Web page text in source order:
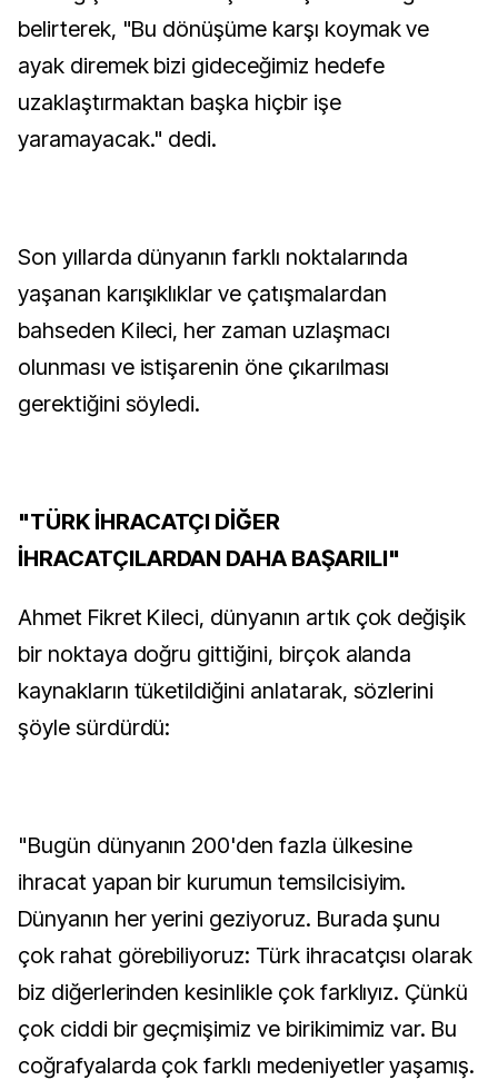
belirterek, "Bu dönüşüme karşı koymak ve
ayak diremek bizi gideceğimiz hedefe
uzaklaştırmaktan başka hiçbir işe
yaramayacak." dedi.
Son yıllarda dünyanın farklı noktalarında
yaşanan karışıklıklar ve çatışmalardan
bahseden Kileci, her zaman uzlaşmacı
olunması ve istişarenin öne çıkarılması
gerektiğini söyledi.
"TÜRK İHRACATÇI DİĞER
İHRACATÇILARDAN DAHA BAŞARILI"
Ahmet Fikret Kileci, dünyanın artık çok değişik
bir noktaya doğru gittiğini, birçok alanda
kaynakların tüketildiğini anlatarak, sözlerini
şöyle sürdürdü:
"Bugün dünyanın 200'den fazla ülkesine
ihracat yapan bir kurumun temsilcisiyim.
Dünyanın her yerini geziyoruz. Burada şunu
çok rahat görebiliyoruz: Türk ihracatçısı olarak
biz diğerlerinden kesinlikle çok farklıyız. Çünkü
çok ciddi bir geçmişimiz ve birikimimiz var. Bu
coğrafyalarda çok farklı medeniyetler yaşamış.